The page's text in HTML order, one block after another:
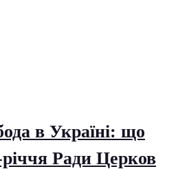
в Україні: що
річчя Ради Церков